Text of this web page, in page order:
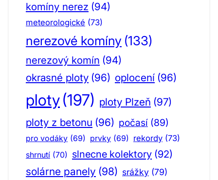
komíny nerez (94)
meteorologické (73)
nerezové komíny (133)
nerezový komín (94)
okrasné ploty (96) oplocení (96)
ploty(197) ploty Plzeň (97)
ploty z betonu (96) počasí (89)
pro vodáky (69) prvky (69) rekordy (73)
shrnutí (70) slnecne kolektory (92)
solárne panely (98) srážky (79)